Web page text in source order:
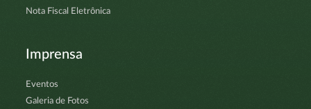
Nota Fiscal Eletrônica
Imprensa
Eventos
Galeria de Fotos